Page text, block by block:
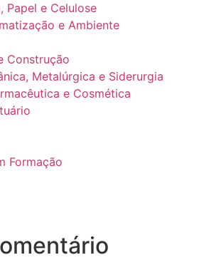
Papel e Celulose
e Ambiente
Construção
Metalúrgica e Siderurgia
e Cosmética
Formação